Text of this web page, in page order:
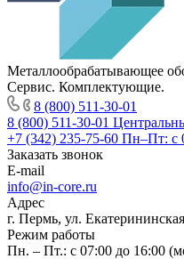
Металлообрабатывающее
Сервис. Комплектующие.
8 (800) 511-30-01
8 (800) 511-30-01
+7 (342) 235-75-60 Пн–Пт: с
Заказать звонок
E-mail
info@in-core.ru
Адрес
г. Пермь, ул.
Режим работы
Пн. – Пт.: с 07:00 до 16:00